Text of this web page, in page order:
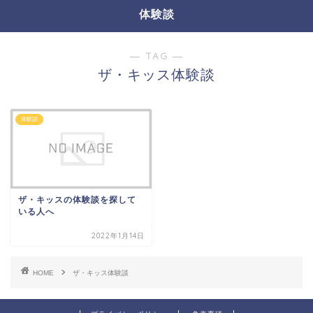
体験談
― TAG ―
ザ・キッス体験談
体験談
ザ・キッスの体験談を探して
いる人へ
2022年1月14日
HOME ザ・キッス体験談